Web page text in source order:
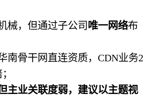
械，但通过子公司 唯一网络布
南骨干网直连资质，CDN业务2
主业关联度弱，建议以主题视